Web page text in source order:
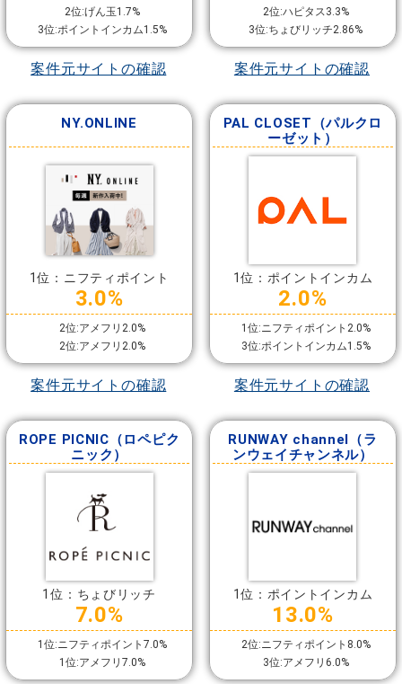
2位:げん玉1.7%
3位:ポイントインカム1.5%
案件元サイトの確認
2位:ハピタス3.3%
3位:ちょびリッチ2.86%
案件元サイトの確認
NY.ONLINE
1位：ニフティポイント
3.0%
2位:アメフリ2.0%
2位:アメフリ2.0%
案件元サイトの確認
PAL CLOSET（パルクロ
ーゼット）
1位：ポイントインカム
2.0%
1位:ニフティポイント2.0%
3位:ポイントインカム1.5%
案件元サイトの確認
ROPE PICNIC（ロペピク
ニック）
1位：ちょびリッチ
7.0%
1位:ニフティポイント7.0%
1位:アメフリ7.0%
RUNWAY channel（ラ
ンウェイチャンネル）
1位：ポイントインカム
13.0%
2位:ニフティポイント8.0%
3位:アメフリ6.0%